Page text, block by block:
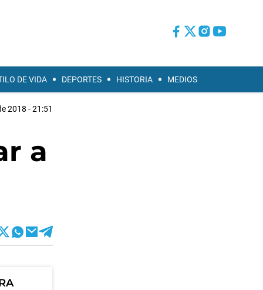
DE VIDA DEPORTES HISTORIA MEDIOS
2018 - 21:51
a